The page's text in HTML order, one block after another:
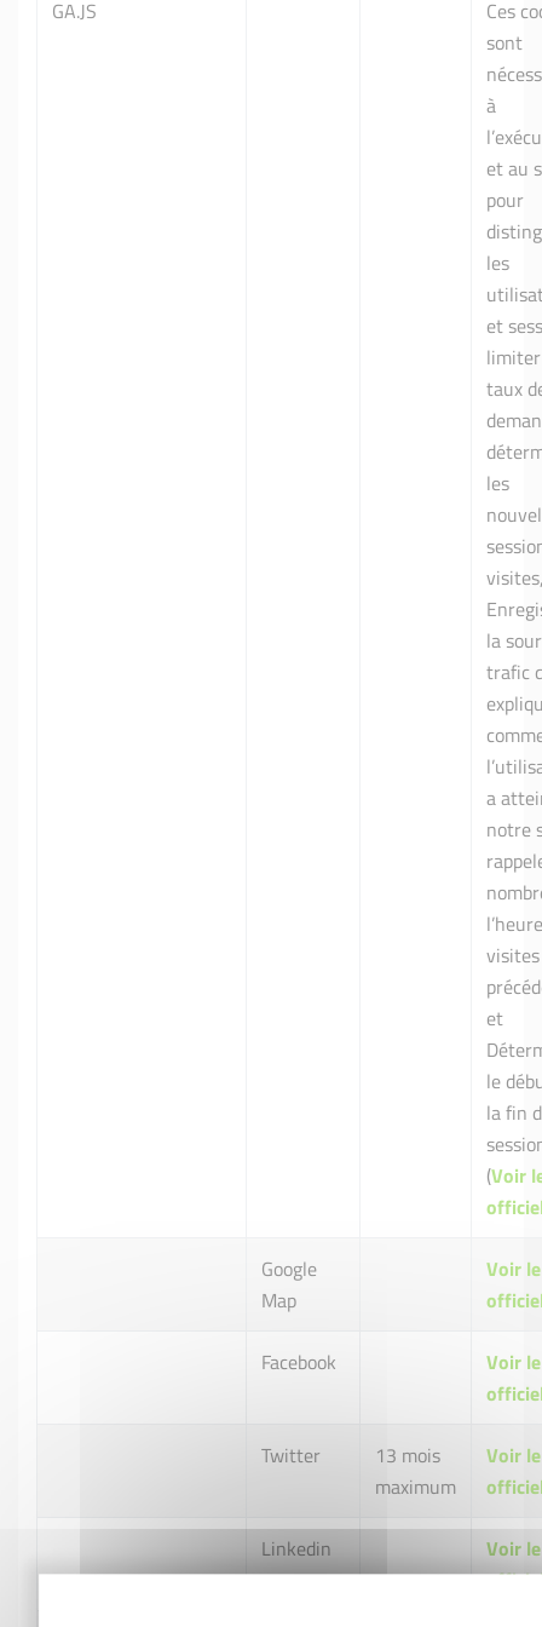
GA.JS
Ces
sont
à
et au
pour
les
et
taux
les
la
trafic
a
notre
visites
et
le
la fin
(Voir
Google
Map
Voir
Facebook
Voir
Twitter
13 mois
maximum
Voir
Linkedin
Voir